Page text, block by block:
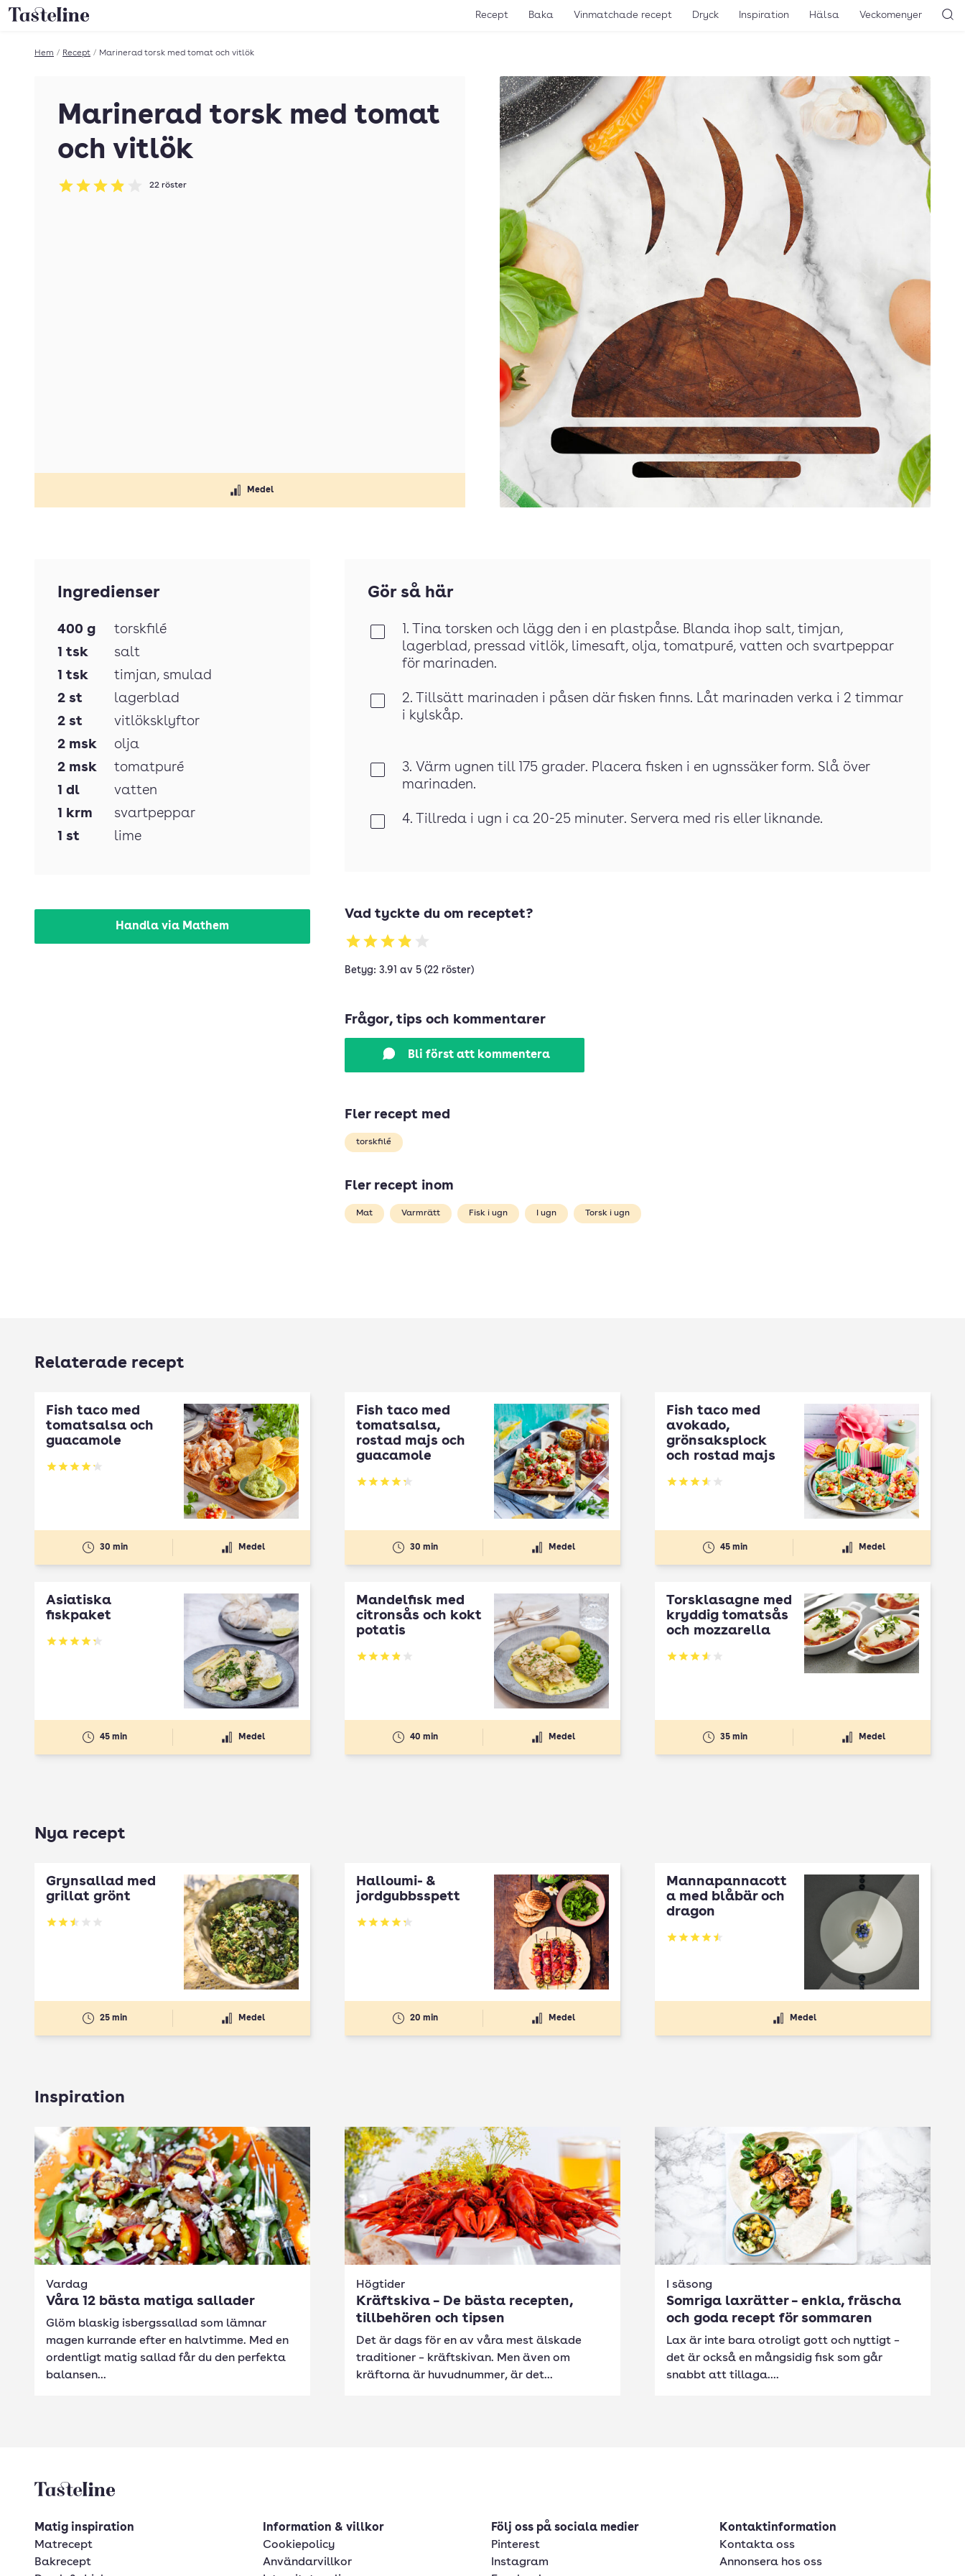
Till Tastelines startsida Recept Baka Vinmatchade recept Dryck Inspiration Hälsa Veckomenyer
Hem / Recept / Marinerad torsk med tomat och vitlök
Marinerad torsk med tomat
och vitlök
Betyg: 3.91 av 5
22 röster
Medel
Ingredienser
400 g
torskfilé
1 tsk
salt
1 tsk timjan, smulad
2 st
lagerblad
2 st
vitlöksklyftor
2 msk
olja
2 msk
tomatpuré
1 dl
vatten
1 krm
svartpeppar
1 st lime
Handla via Mathem
Gör så här
1. Tina torsken och lägg den i en plastpåse. Blanda ihop salt, timjan,
lagerblad, pressad vitlök, limesaft, olja, tomatpuré, vatten och svartpeppar
för marinaden.
2. Tillsätt marinaden i påsen där fisken finns. Låt marinaden verka i 2 timmar
i kylskåp.
3. Värm ugnen till 175 grader. Placera fisken i en ugnssäker form. Slå över
marinaden.
4. Tillreda i ugn i ca 20-25 minuter. Servera med ris eller liknande.
Vad tyckte du om receptet?
Betyg: 3.91 av 5 (22 röster)
Frågor, tips och kommentarer
Bli först att kommentera
Fler recept med
torskfilé
Fler recept inom
Mat Varmrätt Fisk i ugn I ugn Torsk i ugn
Relaterade recept
Fish taco med
tomatsalsa och
guacamole
Betyg: 4.22 av 5
30 min Medel
Fish taco med
tomatsalsa,
rostad majs och
guacamole
Betyg: 4.24 av 5
30 min Medel
Fish taco med
avokado,
grönsaksplock
och rostad majs
Betyg: 3.55 av 5
45 min Medel
Asiatiska
fiskpaket
Betyg: 4.29 av 5
45 min Medel
Mandelfisk med
citronsås och kokt
potatis
Betyg: 3.9 av 5
40 min Medel
Torsklasagne med
kryddig tomatsås
och mozzarella
Betyg: 3.55 av 5
35 min Medel
Nya recept
Grynsallad med
grillat grönt
Betyg: 2.5 av 5
25 min Medel
Halloumi- &
jordgubbsspett
Betyg: 4.3 av 5
20 min Medel
Mannapannacott
a med blåbär och
dragon
Betyg: 4.5 av 5
Medel
Inspiration
Vardag
Våra 12 bästa matiga sallader
Glöm blaskig isbergssallad som lämnar
magen kurrande efter en halvtimme. Med en
ordentligt matig sallad får du den perfekta
balansen...
Högtider
Kräftskiva – De bästa recepten,
tillbehören och tipsen
Det är dags för en av våra mest älskade
traditioner – kräftskivan. Men även om
kräftorna är huvudnummer, är det...
I säsong
Somriga laxrätter – enkla, fräscha
och goda recept för sommaren
Lax är inte bara otroligt gott och nyttigt –
det är också en mångsidig fisk som går
snabbt att tillaga....
Tasteline startsida
Matig inspiration
Matrecept
Bakrecept
Information & villkor
Cookiepolicy
Användarvillkor
Följ oss på sociala medier
Pinterest
Instagram
Kontaktinformation
Kontakta oss
Annonsera hos oss